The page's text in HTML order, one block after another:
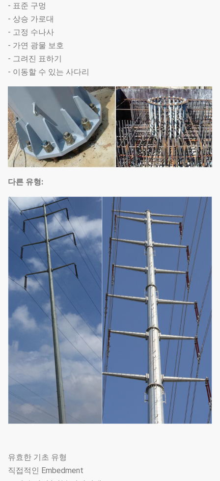
- 표준 구멍
- 상승 가로대
- 고정 수나사
- 가연 광물 보호
- 그려진 표하기
- 이동할 수 있는 사다리
다른 유형:
유효한 기초 유형
직접적인 Embedment